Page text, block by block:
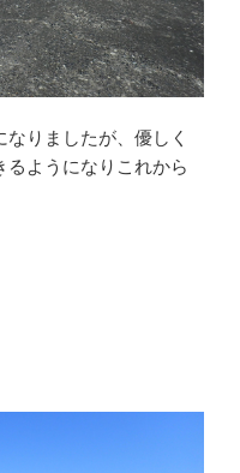
りましたが、優しく
ようになりこれから